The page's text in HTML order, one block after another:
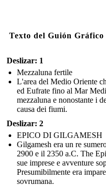
Texto del Guión Gráfico
Deslizar: 1
Mezzaluna fertile
L'area del Medio Oriente
ed Eufrate fino al Mar
mezzaluna e nonostante i
causa dei fiumi.
Deslizar: 2
EPICO DI GILGAMESH
Gilgamesh era un re
2900 e il 2350 a.C. The
sue imprese e avventure
Presumibilmente era
sovrumana.